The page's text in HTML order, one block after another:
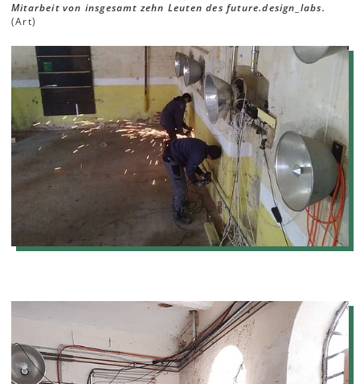
Mitarbeit von insgesamt zehn Leuten des future.design_labs.
(Art)